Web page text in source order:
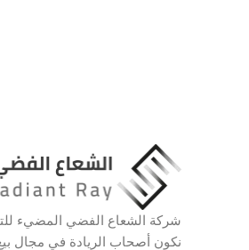
شركة الشعاع الفضي المضيء
نكون أصحاب الريادة في مجال